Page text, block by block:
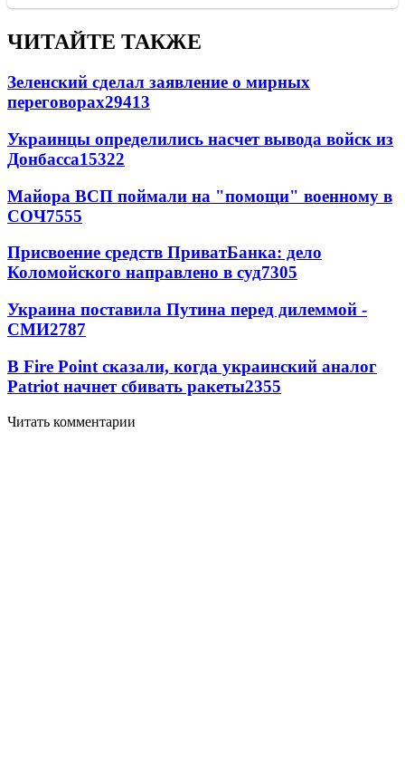
ЧИТАЙТЕ ТАКЖЕ
Зеленский сделал заявление о мирных
переговорах29413
Украинцы определились насчет вывода войск из
Донбасса15322
Майора ВСП поймали на "помощи" военному в
СОЧ7555
Присвоение средств ПриватБанка: дело
Коломойского направлено в суд7305
Украина поставила Путина перед дилеммой -
СМИ2787
В Fire Point сказали, когда украинский аналог
Patriot начнет сбивать ракеты2355
Читать комментарии